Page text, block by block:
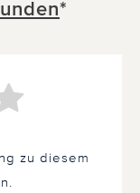
*
zu diesem